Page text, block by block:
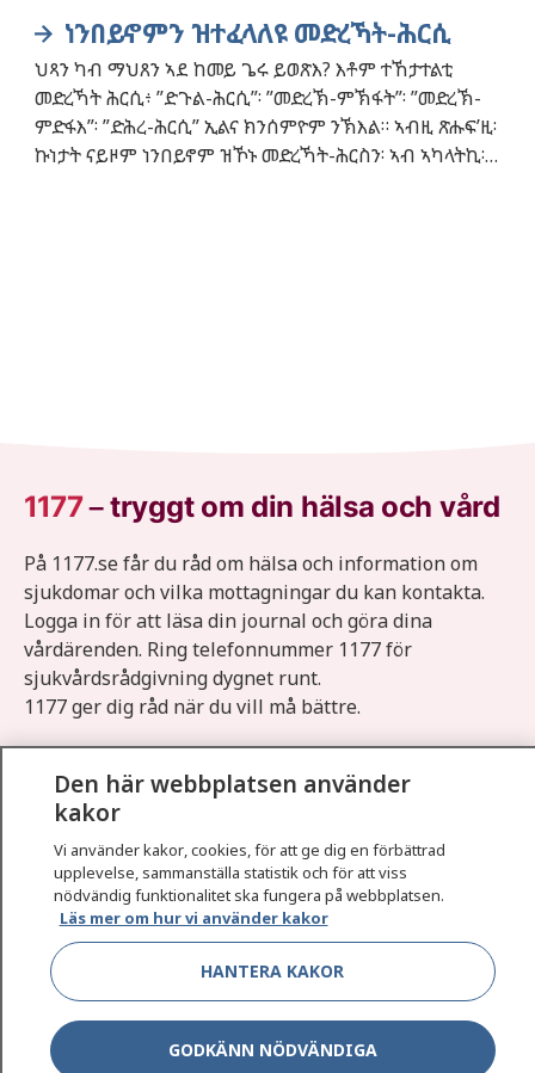
Current articles
ነንበይኖምን ዝተፈላለዩ መድረኻት-ሕርሲ
ህጻን ካብ ማህጸን ኣደ ከመይ ጌሩ ይወጽእ? እቶም ተኸታተልቲ
መድረኻት ሕርሲ፥ ”ድጉል-ሕርሲ”፡ ”መድረኽ-ምኽፋት”፡ ”መድረኽ-
ምድፋእ”፡ ”ድሕረ-ሕርሲ” ኢልና ክንሰምዮም ንኽእል። ኣብዚ ጽሑፍ’ዚ፡
ኩነታት ናይዞም ነንበይኖም ዝኾኑ መድረኻት-ሕርስን፡ ኣብ ኣካላትኪ፡
1177–tryggt om din hälsa och vård
På 1177.se får du råd om hälsa och information om
sjukdomar och vilka mottagningar du kan kontakta.
Logga in för att läsa din journal och göra dina
vårdärenden. Ring telefonnummer 1177 för
sjukvårdsrådgivning dygnet runt.
1177 ger dig råd när du vill må bättre.
1177 på flera språk
Om 1177
Kontakt Show
Den här webbplatsen använder
kakor
Vi använder kakor, cookies, för att ge dig en förbättrad
upplevelse, sammanställa statistik och för att viss
nödvändig funktionalitet ska fungera på webbplatsen.
Läs mer om hur vi använder kakor
HANTERA KAKOR
GODKÄNN NÖDVÄNDIGA